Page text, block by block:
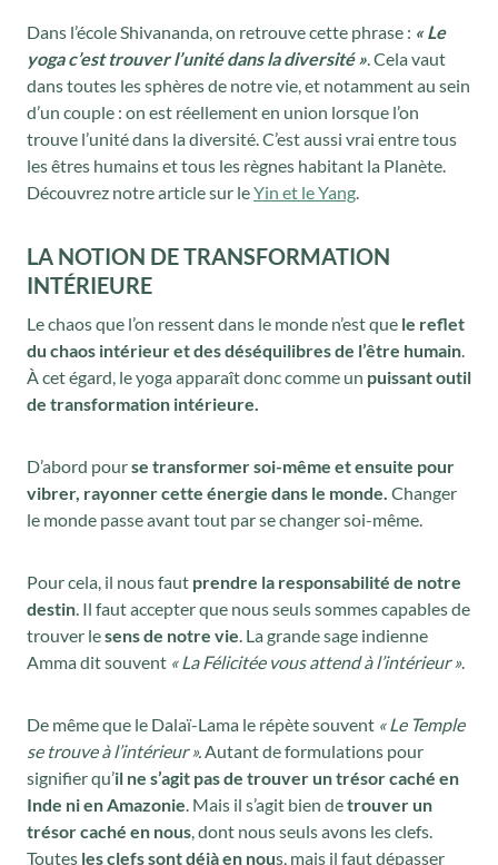
Dans l’école Shivananda, on retrouve cette phrase : « Le
yoga c’est trouver l’unité dans la diversité ». Cela vaut
dans toutes les sphères de notre vie, et notamment au sein
d’un couple : on est réellement en union lorsque l’on
trouve l’unité dans la diversité. C’est aussi vrai entre tous
les êtres humains et tous les règnes habitant la Planète.
Découvrez notre article sur leYin et le Yang.
LA NOTION DE TRANSFORMATION
INTÉRIEURE
Le chaos que l’on ressent dans le monde n’est que le reflet
du chaos intérieur et des déséquilibres de l’être humain.
À cet égard, le yoga apparaît donc comme un puissant outil
de transformation intérieure.
D’abord pourse transformer soi-même et ensuite pour
vibrer, rayonner cette énergie dans le monde. Changer
le monde passe avant tout par se changer soi-même.
Pour cela, il nous faut prendre la responsabilité de notre
destin. Il faut accepter que nous seuls sommes capables de
trouver lesens de notre vie. La grande sage indienne
Amma dit souvent « La Félicitée vous attend à l’intérieur ».
De même que le Dalaï-Lama le répète souvent « Le Temple
se trouve à l’intérieur ».Autant de formulations pour
signifier qu’il ne s’agit pas de trouver un trésor caché en
Inde ni en Amazonie. Mais il s’agit bien detrouver un
trésor caché en nous, dont nous seuls avons les clefs.
Toutes les clefs sont déjà en nous, mais il faut dépasser